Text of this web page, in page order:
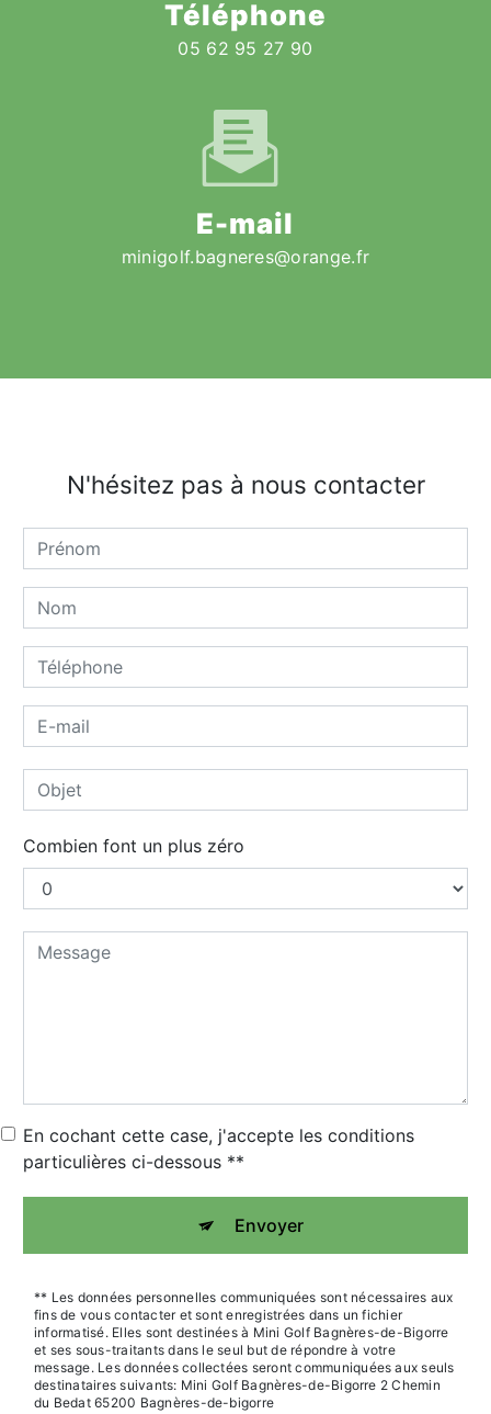
Téléphone
05 62 95 27 90
E-mail
minigolf.bagneres@orange.fr
N'hésitez pas à nous contacter
Combien font un plus zéro
En cochant cette case, j'accepte les conditions
particulières ci-dessous **
Envoyer
** Les données personnelles communiquées sont nécessaires aux
fins de vous contacter et sont enregistrées dans un fichier
informatisé. Elles sont destinées à Mini Golf Bagnères-de-Bigorre
et ses sous-traitants dans le seul but de répondre à votre
message. Les données collectées seront communiquées aux seuls
destinataires suivants: Mini Golf Bagnères-de-Bigorre 2 Chemin
du Bedat 65200 Bagnères-de-bigorre